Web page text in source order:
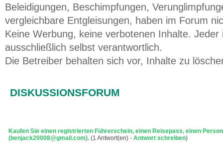
Beleidigungen, Beschimpfungen,
vergleichbare Entgleisungen, haben im Forum
Keine Werbung, keine verbotenen Inhalte.
ausschließlich selbst verantwortlich.
Die Betreiber behalten sich vor, Inhalte zu
DISKUSSIONSFORUM
Kaufen Sie einen registrierten Führerschein, einen Reisepass, einen
(benjack20008@gmail.com). (1 Antwort(en) - Antwort schreiben)